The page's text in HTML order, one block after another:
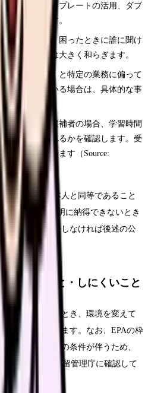
す工夫（テンプレートの活用、ダブ
に相談します。
してもらう ：困ったときに誰に聞け
で、孤立感は大きく和らぎます。
外国人だから」と特定の業務に偏って
狭められている場合は、具体的な事
確認する ：候補者の場合、学習時間
トが受けられるかを確認します。受
求められています（Source:
、報酬は日本人と同等であること
）。説明に納得できないとき
それでも解決しなければ後述の公
やすいこと・しにくいこと
ない」と感じたとき、環境を変えて
を分けて考えます。なお、EPAの枠
変更に制度上の条件が伴うため、
・出入国在留管理庁に確認して